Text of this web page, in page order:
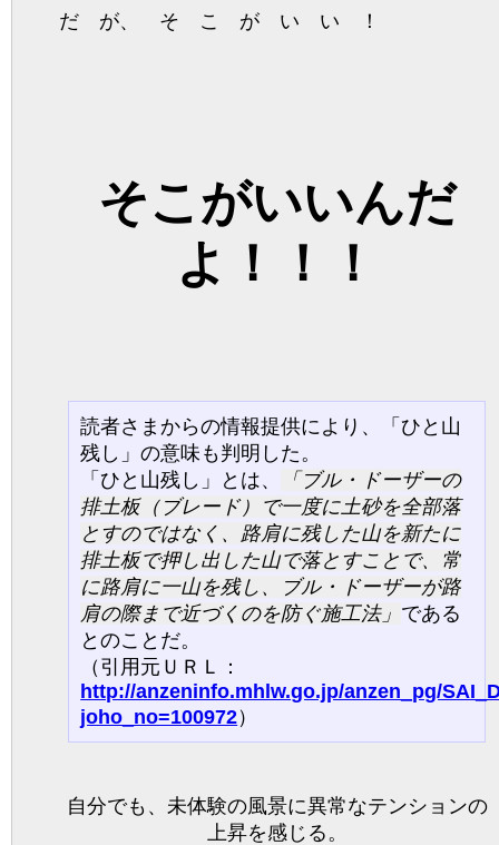
だ が、 そ こ が い い ！
そこがいいんだ
よ！！！
読者さまからの情報提供により、「ひと山
残し」の意味も判明した。
「ひと山残し」とは、
ブル・ドーザーの
排土板（ブレード）で一度に土砂を全部落
とすのではなく、路肩に残した山を新たに
排土板で押し出した山で落とすことで、常
に路肩に一山を残し、ブル・ドーザーが路
肩の際まで近づくのを防ぐ施工法
である
とのことだ。
（引用元ＵＲＬ：
http://anzeninfo.mhlw.go.jp/anzen_pg/
joho_no=100972）
自分でも、未体験の風景に異常なテンションの
上昇を感じる。